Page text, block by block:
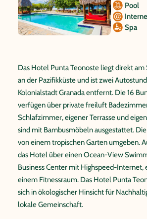
Pool
Spa
Das Hotel Punta Teonoste liegt direkt am
an der Pazifikküste und ist zwei
Kolonialstadt Granada entfernt. Die 16
verfügen über private freiluft
Schlafzimmer, eigener Terrasse und
sind mit Bambusmöbeln ausgestattet.
von einem tropischen Garten umgeben.
das Hotel über einen Ocean-View
Business Center mit Highspeed-Internet,
einem Fitnessraum. Das Hotel Punta
sich in ökologischer Hinsicht für
lokale Gemeinschaft.